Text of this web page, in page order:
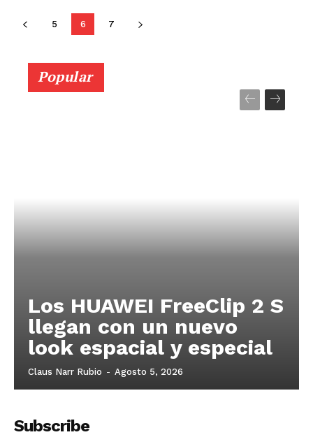
5 6 7
Popular
Los HUAWEI FreeClip 2 S
llegan con un nuevo
look espacial y especial
Claus Narr Rubio - Agosto 5, 2026
Subscribe